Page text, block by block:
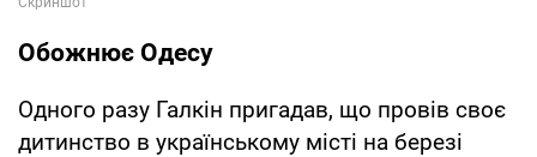
Обожнює Одесу
Одного разу Галкін пригадав, що провів своє
дитинство в українському місті на березі